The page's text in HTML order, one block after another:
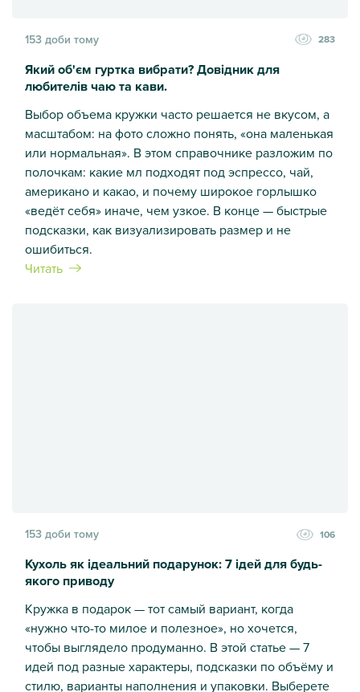
153 доби тому 283
Який об'єм гуртка вибрати? Довідник для
любителів чаю та кави.
Выбор объема кружки часто решается не вкусом, а
масштабом: на фото сложно понять, «она маленькая
или нормальная». В этом справочнике разложим по
полочкам: какие мл подходят под эспрессо, чай,
американо и какао, и почему широкое горлышко
«ведёт себя» иначе, чем узкое. В конце — быстрые
подсказки, как визуализировать размер и не
ошибиться.
Читать
153 доби тому 106
Кухоль як ідеальний подарунок: 7 ідей для будь-
якого приводу
Кружка в подарок — тот самый вариант, когда
«нужно что-то милое и полезное», но хочется,
чтобы выглядело продуманно. В этой статье — 7
идей под разные характеры, подсказки по объёму и
стилю, варианты наполнения и упаковки. Выберете